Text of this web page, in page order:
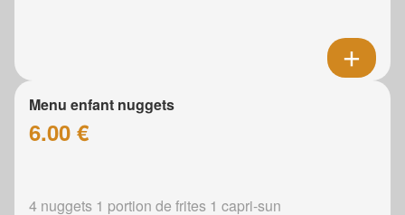
Menu enfant nuggets
6.00 €
4 nuggets 1 portion de frites 1 capri-sun